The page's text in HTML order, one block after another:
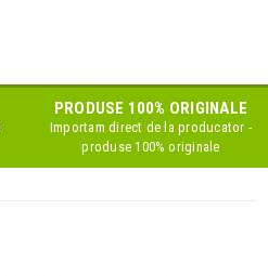
PRODUSE 100% ORIGINALE
Importam direct de la producator -
produse 100% originale